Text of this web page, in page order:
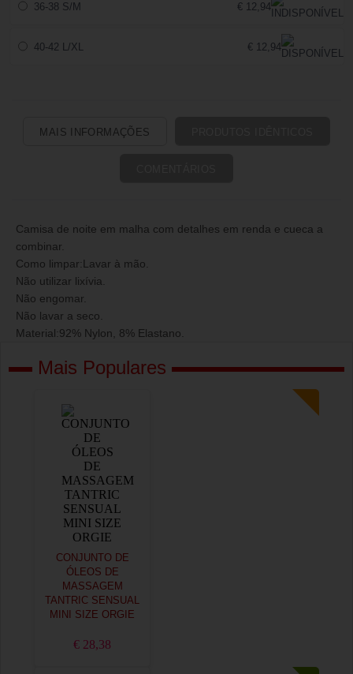
36-38 S/M € 12,94
40-42 L/XL € 12,94
MAIS INFORMAÇÕES
Camisa de noite em malha com detalhes em renda e cueca a
combinar.
Como limpar:Lavar à mão.
Não utilizar lixívia.
Não engomar.
Não lavar a seco.
Material:92% Nylon, 8% Elastano.
Mais Populares
CONJUNTO DE
ÓLEOS DE
MASSAGEM
TANTRIC SENSUAL
MINI SIZE ORGIE
€ 28,38